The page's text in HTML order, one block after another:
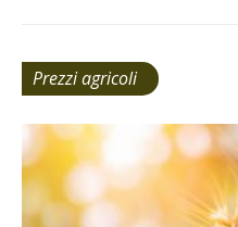
Prezzi agricoli